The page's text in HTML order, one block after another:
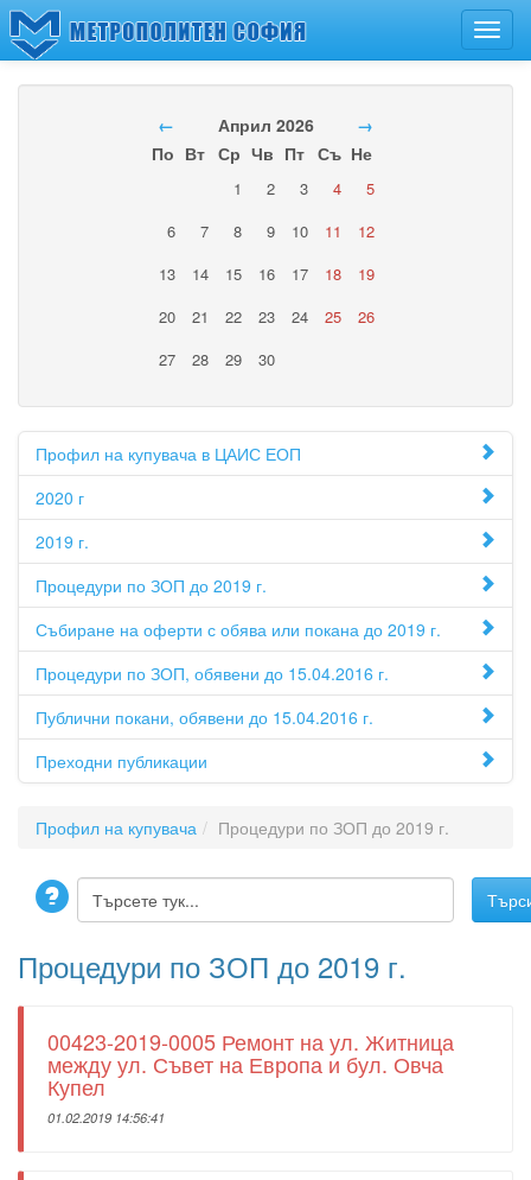
← Април 2026
→
По Вт Ср Чв Пт Съ Не
1 2 3 4
5
6
7 8 9 10 11
12
13
14 15 16 17 18
19
20
21 22 23 24 25
26
27
28 29 30
Профил на купувача в ЦАИС ЕОП
2020 г
2019 г.
Процедури по ЗОП до 2019 г.
Събиране на оферти с обява или покана до 2019 г.
Процедури по ЗОП, обявени до 15.04.2016 г.
Публични покани, обявени до 15.04.2016 г.
Преходни публикации
Профил на купувача Процедури по ЗОП до 2019 г.
Процедури по ЗОП до 2019 г.
00423-2019-0005 Ремонт на ул. Житница
между ул. Съвет на Европа и бул. Овча
Купел
01.02.2019 14:56:41